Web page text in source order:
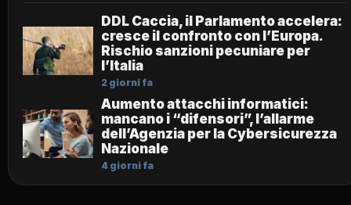
DDL Caccia, il Parlamento accelera:
cresce il confronto con l’Europa.
Rischio sanzioni pecuniare per
l’Italia
2 giorni fa
Aumento attacchi informatici:
mancano i “difensori”, l’allarme
dell’Agenzia per la Cybersicurezza
Nazionale
4 giorni fa